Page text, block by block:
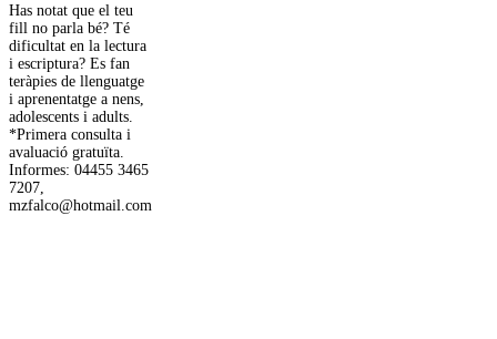
Has notat que el teu
fill no parla bé? Té
dificultat en la lectura
i escriptura? Es fan
teràpies de llenguatge
i aprenentatge a nens,
adolescents i adults.
*Primera consulta i
avaluació gratuïta.
Informes: 04455 3465
7207,
mzfalco@hotmail.com